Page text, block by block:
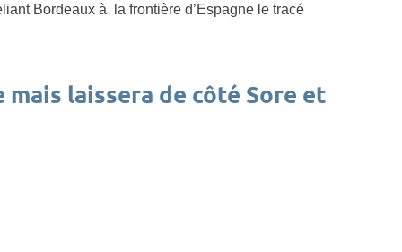
Bordeaux à la frontière d’Espagne le tracé
laissera de côté Sore et